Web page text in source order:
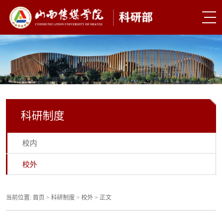
科研制度
校内
校外
当前位置: 首页 > 科研制度 > 校外 > 正文